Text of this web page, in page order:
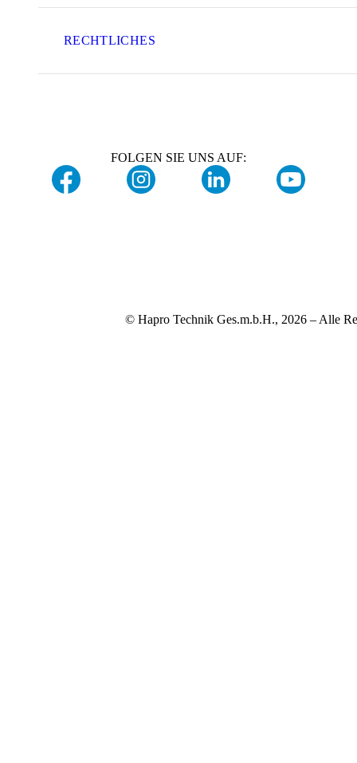
RECHTLICHES
FOLGEN SIE UNS AUF:
© Hapro Technik Ges.m.b.H., 2026 – Alle